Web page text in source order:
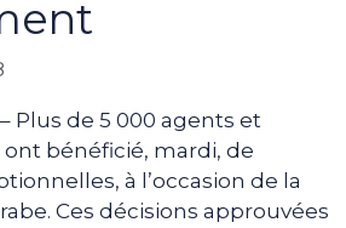
Plus de 5 000 agents et
bénéficié, mardi, de
à l’occasion de la
Ces décisions approuvées